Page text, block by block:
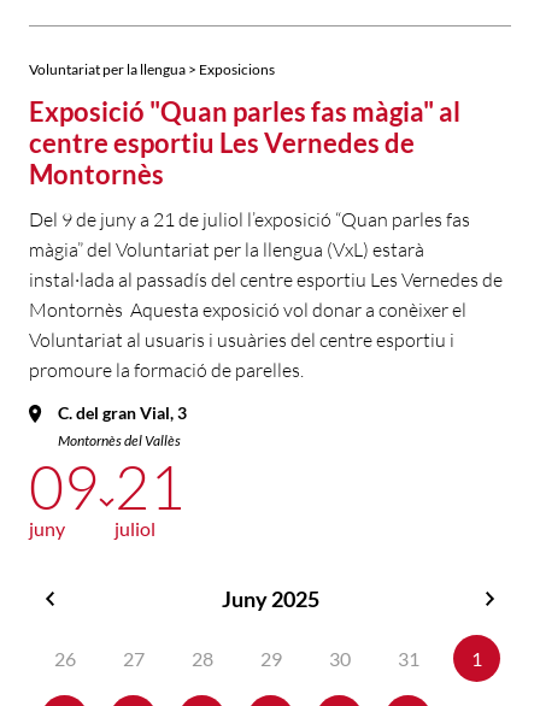
Voluntariat per la llengua > Exposicions
Exposició "Quan parles fas màgia" al
centre esportiu Les Vernedes de
Montornès
Del 9 de juny a 21 de juliol l’exposició “Quan parles fas
màgia” del Voluntariat per la llengua (VxL) estarà
instal·lada al passadís del centre esportiu Les Vernedes de
Montornès Aquesta exposició vol donar a conèixer el
Voluntariat al usuaris i usuàries del centre esportiu i
promoure la formació de parelles.
C. del gran Vial, 3
Montornès del Vallès
09
juny
21
juliol
Juny 2025
26
27 28 29 30 31 1